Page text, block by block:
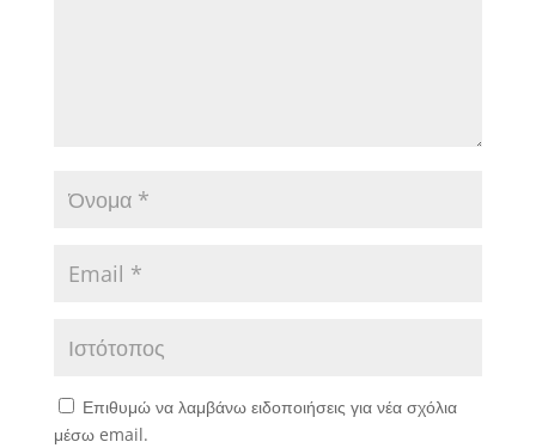
Επιθυμώ να λαμβάνω ειδοποιήσεις για νέα σχόλια
μέσω email.